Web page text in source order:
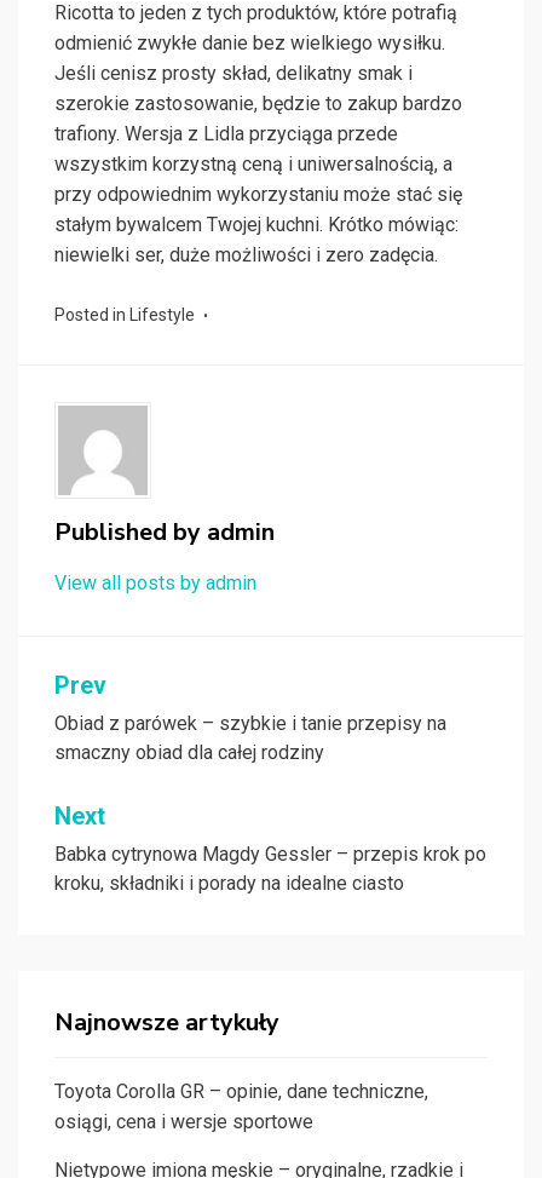
Ricotta to jeden z tych produktów, które potrafią
odmienić zwykłe danie bez wielkiego wysiłku.
Jeśli cenisz prosty skład, delikatny smak i
szerokie zastosowanie, będzie to zakup bardzo
trafiony. Wersja z Lidla przyciąga przede
wszystkim korzystną ceną i uniwersalnością, a
przy odpowiednim wykorzystaniu może stać się
stałym bywalcem Twojej kuchni. Krótko mówiąc:
niewielki ser, duże możliwości i zero zadęcia.
Posted in Lifestyle
Published by admin
View all posts by admin
Nawigacja
wpisu
Prev
Obiad z parówek – szybkie i tanie przepisy na
smaczny obiad dla całej rodziny
Next
Babka cytrynowa Magdy Gessler – przepis krok po
kroku, składniki i porady na idealne ciasto
Najnowsze artykuły
Toyota Corolla GR – opinie, dane techniczne,
osiągi, cena i wersje sportowe
Nietypowe imiona męskie – oryginalne, rzadkie i